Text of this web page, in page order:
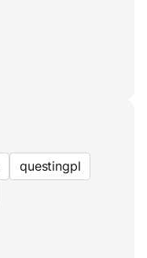
questingpl